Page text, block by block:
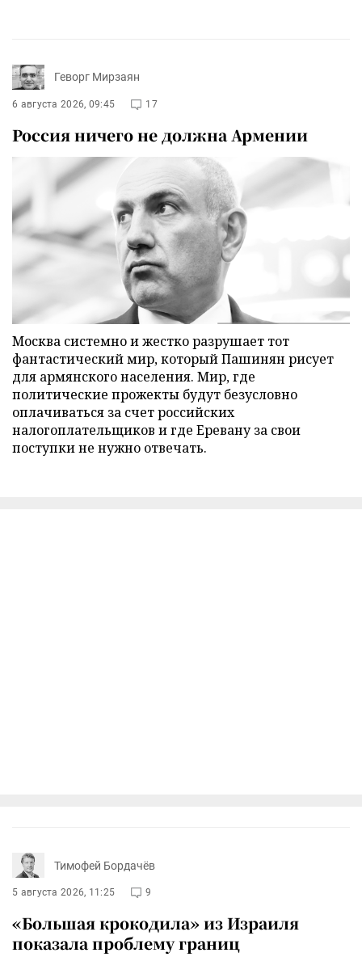
Геворг Мирзаян
6 августа 2026, 09:45 17
Россия ничего не должна Армении
Москва системно и жестко разрушает тот
фантастический мир, который Пашинян рисует
для армянского населения. Мир, где
политические прожекты будут безусловно
оплачиваться за счет российских
налогоплательщиков и где Еревану за свои
поступки не нужно отвечать.
Тимофей Бордачёв
5 августа 2026, 11:25 9
«Большая крокодила» из Израиля
показала проблему границ